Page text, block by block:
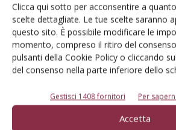
Clicca qui sotto per acconsentire a
scelte dettagliate. Le tue scelte saranno
questo sito. È possibile modificare le
momento, compreso il ritiro del
pulsanti della Cookie Policy o cliccando
del consenso nella parte inferiore dello
Gestisci 1408 fornitori Per
Accetta
© Tecniche Nuove Spa. Tutti i diritti riservati. Sede
20157 Milano | Codice fiscale, Partita IVA e